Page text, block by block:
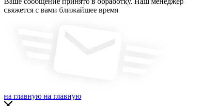
свяжется с вами ближайшее время
на главную на главную